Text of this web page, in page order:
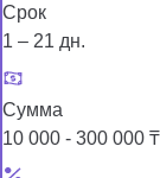
Срок
1 – 21 дн.
Сумма
10 000 - 300 000 ₸